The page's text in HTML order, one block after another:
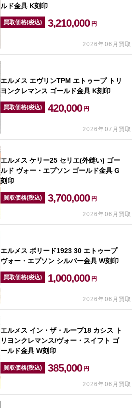
ルド金具 K刻印
買取価格(税込) 3,210,000 円
2026年06月買取
エルメス エヴリンTPM エトゥープ トリ
ヨンクレマンス ゴールド金具 K刻印
買取価格(税込) 420,000 円
2026年07月買取
エルメス ケリー25 セリエ(外縫い) ゴー
ルド ヴォー・エプソン ゴールド金具 G
刻印
買取価格(税込) 3,700,000 円
2026年06月買取
エルメス ボリード1923 30 エトゥープ
ヴォー・エプソン シルバー金具 W刻印
買取価格(税込) 1,000,000 円
2026年06月買取
エルメス イン・ザ・ループ18 カシス ト
リヨンクレマンス/ヴォー・スイフト ゴ
ールド金具 W刻印
買取価格(税込) 385,000 円
2026年06月買取